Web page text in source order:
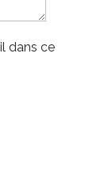
dans ce